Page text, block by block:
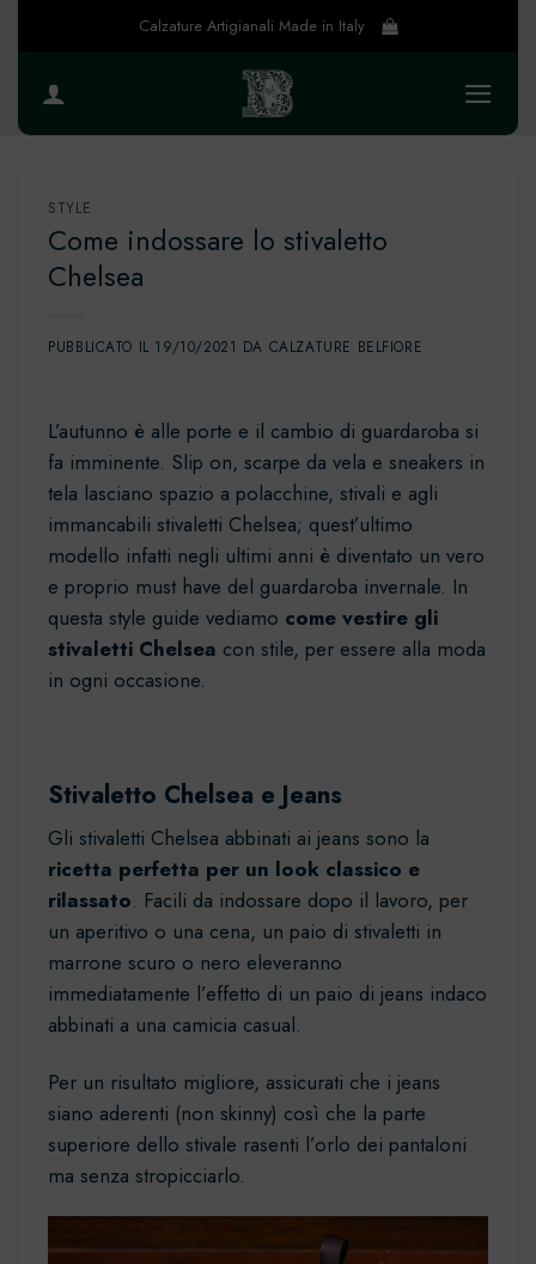
Calzature Artigianali Made in Italy
STYLE
Come indossare lo stivaletto
Chelsea
PUBBLICATO IL 19/10/2021 DA CALZATURE BELFIORE
L’autunno è alle porte e il cambio di guardaroba si
fa imminente. Slip on, scarpe da vela e sneakers in
tela lasciano spazio a polacchine, stivali e agli
immancabili stivaletti Chelsea; quest’ultimo
modello infatti negli ultimi anni è diventato un vero
e proprio must have del guardaroba invernale. In
questa style guide vediamo come vestire gli
stivaletti Chelsea con stile, per essere alla moda
in ogni occasione.
Stivaletto Chelsea e Jeans
Gli stivaletti Chelsea abbinati ai jeans sono la
ricetta perfetta per un look classico e
rilassato. Facili da indossare dopo il lavoro, per
un aperitivo o una cena, un paio distivaletti in
marrone scuro o nero eleveranno
immediatamente l’effetto di un paio di jeans indaco
abbinati a una camicia casual.
Per un risultato migliore, assicurati che i jeans
siano aderenti (non skinny) così che la parte
superiore dello stivale rasenti l’orlo dei pantaloni
ma senza stropicciarlo.